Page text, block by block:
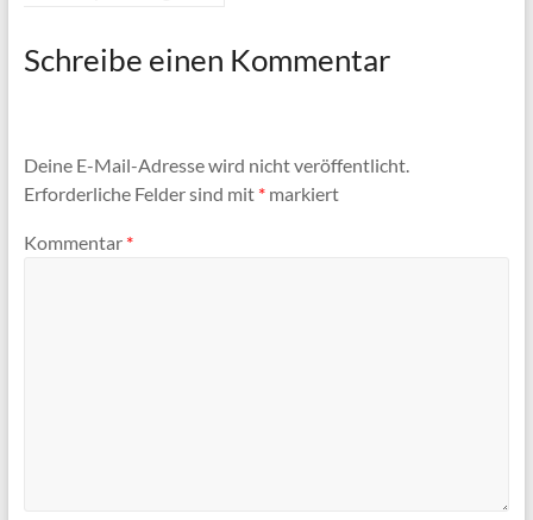
Schreibe einen Kommentar
Deine E-Mail-Adresse wird nicht veröffentlicht.
Erforderliche Felder sind mit *markiert
Kommentar *